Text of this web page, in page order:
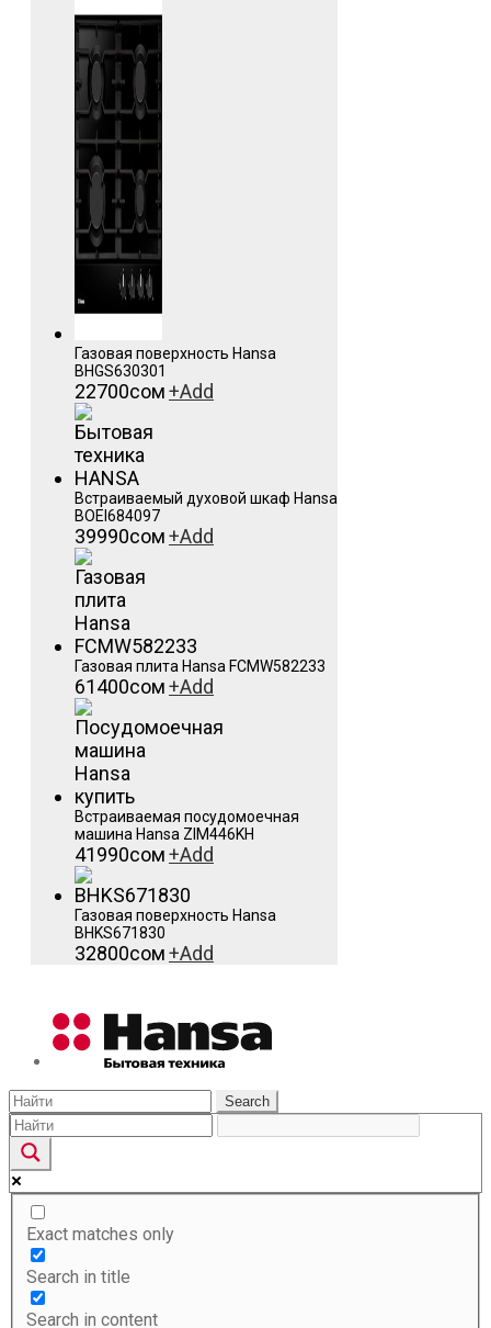
Газовая поверхность Hansa
BHGS630301
22700сом+Add
Встраиваемый духовой шкаф Hansa
BOEI684097
39990сом+Add
Газовая плита Hansa FCMW582233
61400сом+Add
Встраиваемая посудомоечная
машина Hansa ZIM446KH
41990сом+Add
Газовая поверхность Hansa
BHKS671830
32800сом+Add
Search
Exact matches only
Search in title
Search in content